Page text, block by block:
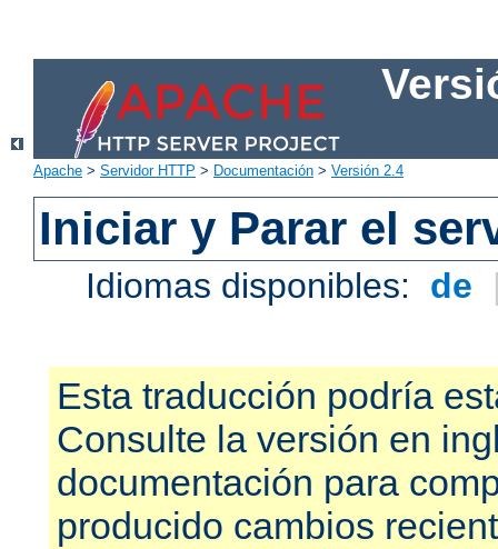
Apache > Servidor HTTP > Documentación > Versión 2.4
Iniciar y Parar el
Idiomas disponibles: de
Esta traducción podría
Consulte la versión en
documentación para
producido cambios